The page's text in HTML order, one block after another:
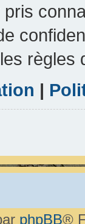
règles
|
phpBB®